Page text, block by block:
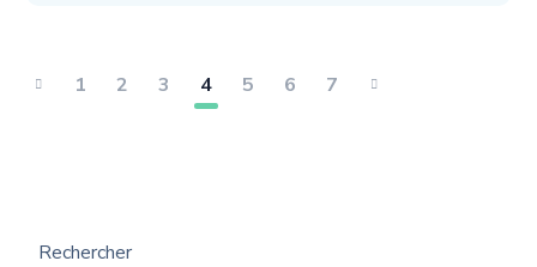
1 2 3 4 5 6 7
Rechercher